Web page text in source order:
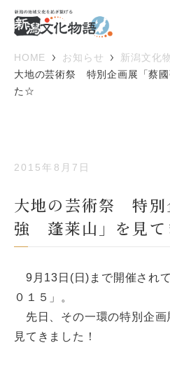
HOME お知らせ
新潟文化
大地の芸術祭 特別企画展「蔡
た☆
2015年8月7日
大地の芸術祭 特別
強 蓬莱山」を見
9月13日(日)まで開催され
０１５」。
先日、その一環の特別企
見てきました！